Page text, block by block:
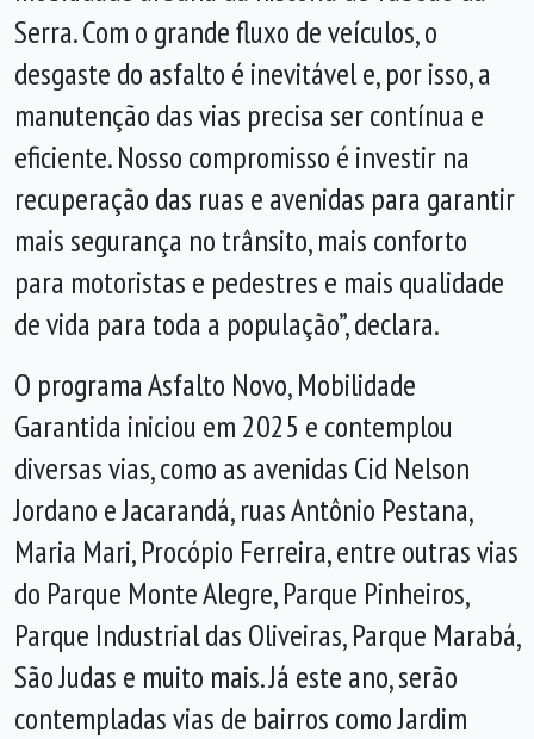
Serra. Com o grande fluxo de veículos, o
desgaste do asfalto é inevitável e, por isso, a
manutenção das vias precisa ser contínua e
eficiente. Nosso compromisso é investir na
recuperação das ruas e avenidas para garantir
mais segurança no trânsito, mais conforto
para motoristas e pedestres e mais qualidade
de vida para toda a população”, declara.
O programa Asfalto Novo, Mobilidade
Garantida iniciou em 2025 e contemplou
diversas vias, como as avenidas Cid Nelson
Jordano e Jacarandá, ruas Antônio Pestana,
Maria Mari, Procópio Ferreira, entre outras vias
do Parque Monte Alegre, Parque Pinheiros,
Parque Industrial das Oliveiras, Parque Marabá,
São Judas e muito mais. Já este ano, serão
contempladas vias de bairros como Jardim